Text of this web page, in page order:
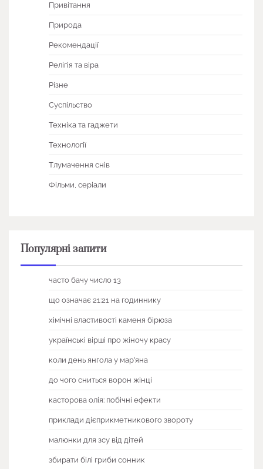
Привітання
Природа
Рекомендації
Релігія та віра
Різне
Суспільство
Техніка та гаджети
Технології
Тлумачення снів
Фільми, серіали
Популярні запити
часто бачу число 13
що означає 21:21 на годиннику
хімічні властивості каменя бірюза
українські вірші про жіночу красу
коли день янгола у мар’яна
до чого сниться ворон жінці
касторова олія: побічні ефекти
приклади дієприкметникового звороту
малюнки для зсу від дітей
збирати білі гриби сонник